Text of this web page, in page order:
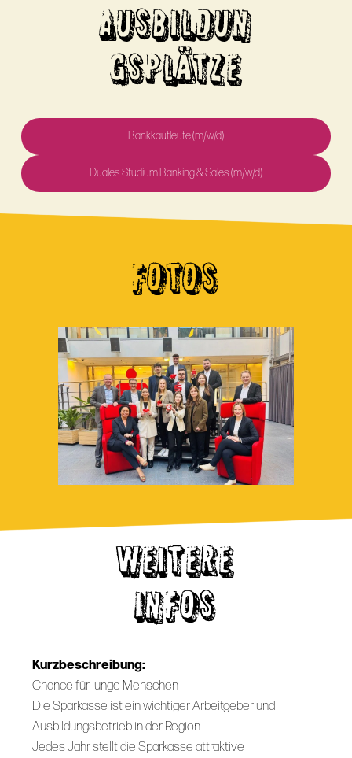
AUSBILDUN
GSPLÄTZE
Bankkaufleute (m/w/d)
Duales Studium Banking & Sales (m/w/d)
FOTOS
WEITERE
INFOS
Kurzbeschreibung:
Chance für junge Menschen
Die Sparkasse ist ein wichtiger Arbeitgeber und
Ausbildungsbetrieb in der Region.
Jedes Jahr stellt die Sparkasse attraktive